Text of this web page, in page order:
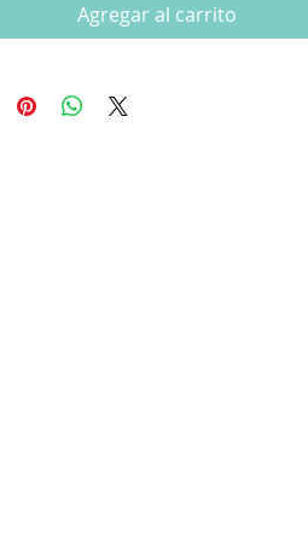
Agregar al carrito